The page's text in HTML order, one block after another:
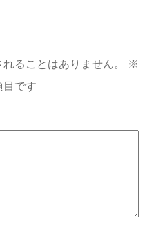
ることはありません。
※
目です